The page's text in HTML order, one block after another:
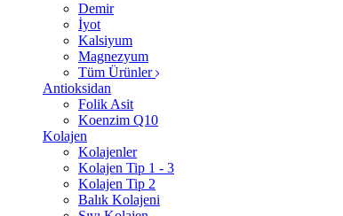
Demir
İyot
Kalsiyum
Magnezyum
Tüm Ürünler
Antioksidan
Folik Asit
Koenzim Q10
Kolajen
Kolajenler
Kolajen Tip 1 - 3
Kolajen Tip 2
Balık Kolajeni